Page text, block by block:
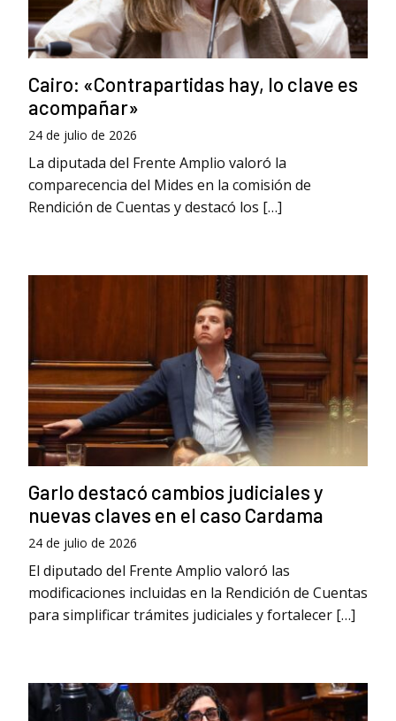
Cairo: «Contrapartidas hay, lo clave es
acompañar»
24 de julio de 2026
La diputada del Frente Amplio valoró la
comparecencia del Mides en la comisión de
Rendición de Cuentas y destacó los […]
Garlo destacó cambios judiciales y
nuevas claves en el caso Cardama
24 de julio de 2026
El diputado del Frente Amplio valoró las
modificaciones incluidas en la Rendición de Cuentas
para simplificar trámites judiciales y fortalecer […]